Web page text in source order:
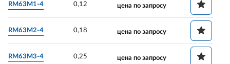
RM63M1-4 0,12 цена по запросу
RM63M2-4 0,18 цена по запросу
RM63M3-4 0,25 цена по запросу